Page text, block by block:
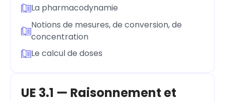
La pharmacodynamie
Notions de mesures, de conversion, de
concentration
Le calcul de doses
UE 3.1 — Raisonnement et